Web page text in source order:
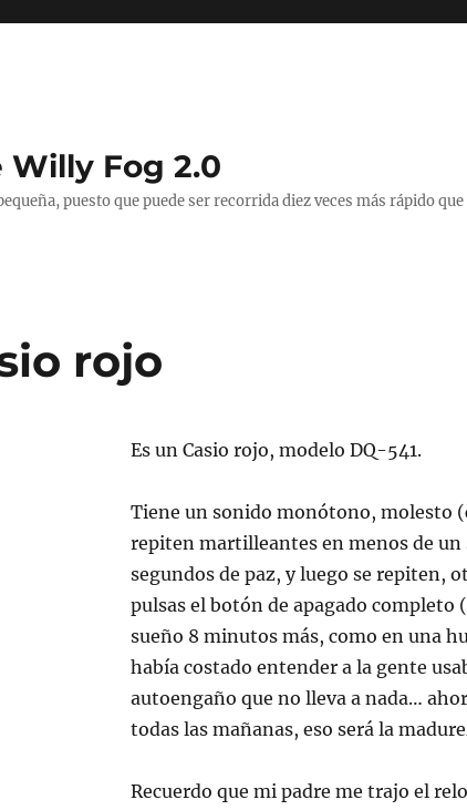
Willy Fog 2.0
puesto que puede ser recorrida diez veces más rápido
rojo
Es un Casio rojo, modelo DQ-541.
Tiene un sonido monótono, molesto
repiten martilleantes en menos de un
segundos de paz, y luego se repiten,
pulsas el botón de apagado completo
sueño 8 minutos más, como en una
había costado entender a la gente
autoengaño que no lleva a nada…
todas las mañanas, eso será la
Recuerdo que mi padre me trajo el